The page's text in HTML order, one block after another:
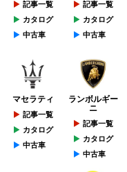
記事一覧
カタログ
中古車
記事一覧
カタログ
中古車
マセラティ
記事一覧
カタログ
中古車
ランボルギー
ニ
記事一覧
カタログ
中古車